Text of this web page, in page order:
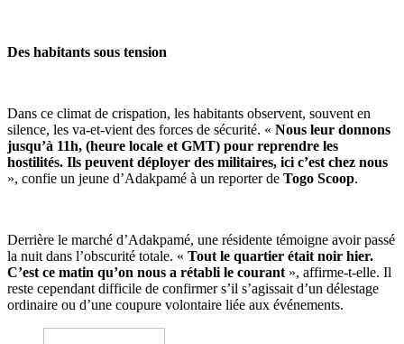
Des habitants sous tension
Dans ce climat de crispation, les habitants observent, souvent en
silence, les va-et-vient des forces de sécurité. « Nous leur donnons
jusqu’à 11h, (heure locale et GMT) pour reprendre les
hostilités. Ils peuvent déployer des militaires, ici c’est chez nous
», confie un jeune d’Adakpamé à un reporter de Togo Scoop.
Derrière le marché d’Adakpamé, une résidente témoigne avoir passé
la nuit dans l’obscurité totale. « Tout le quartier était noir hier.
C’est ce matin qu’on nous a rétabli le courant », affirme-t-elle. Il
reste cependant difficile de confirmer s’il s’agissait d’un délestage
ordinaire ou d’une coupure volontaire liée aux événements.